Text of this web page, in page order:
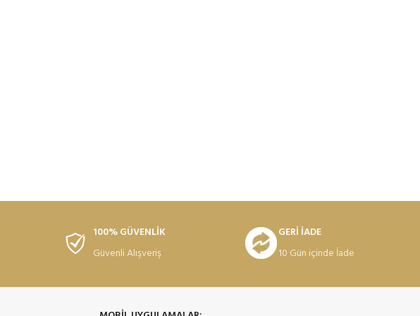
100% GÜVENLİK
Güvenli Alışveriş
GERİ İADE
10 Gün içinde İade